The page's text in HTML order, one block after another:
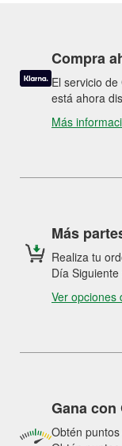
Compra
El servicio
está ahora
Más
Más
Realiza tu
Día
Ver opciones
Gana con
Obtén